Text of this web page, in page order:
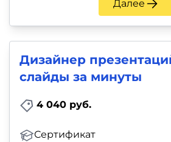
Далее
Дизайнер
слайды за минуты
4 040 руб.
Сертификат